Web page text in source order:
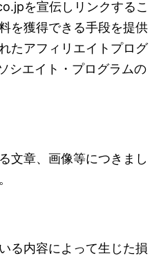
を宣伝しリンクするこ
を獲得できる手段を提供
たアフィリエイトプログ
シエイト・プログラムの
文章、画像等につきまし
る内容によって生じた損